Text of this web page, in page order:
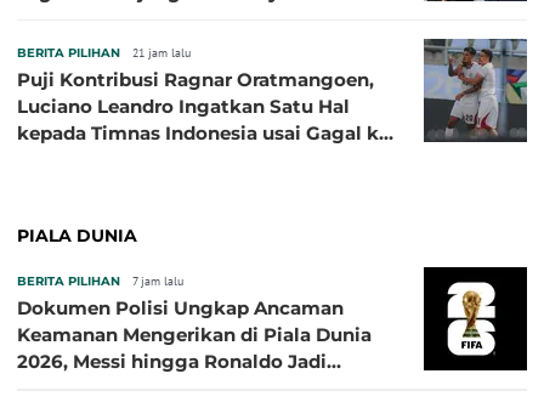
BERITA PILIHAN 21 jam lalu
Puji Kontribusi Ragnar Oratmangoen,
Luciano Leandro Ingatkan Satu Hal
kepada Timnas Indonesia usai Gagal ke
PIALA DUNIA
BERITA PILIHAN 7 jam lalu
Dokumen Polisi Ungkap Ancaman
Keamanan Mengerikan di Piala Dunia
2026, Messi hingga Ronaldo Jadi